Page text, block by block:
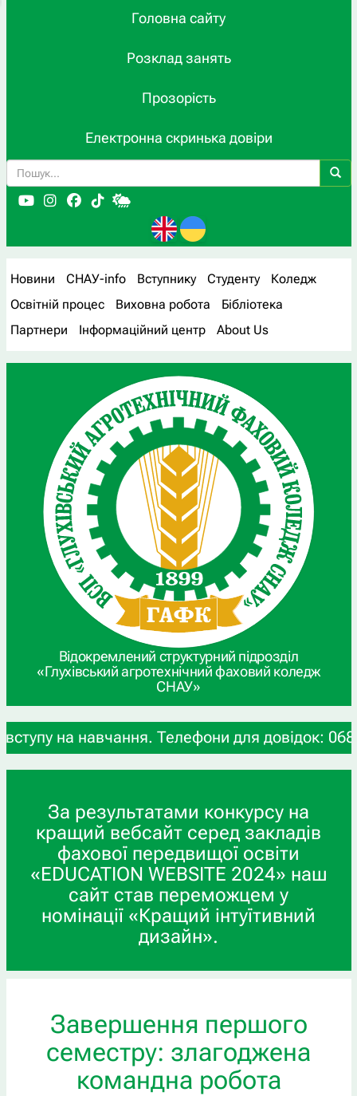
Головна сайту
Розклад занять
Прозорість
Електронна скринька довіри
Новини СНАУ-info Вступнику Студенту
Коледж
Освітній процес
Виховна робота
Бібліотека
Партнери
Інформаційний центр About Us
Відокремлений структурний підрозділ
«Глухівський агротехнічний фаховий коледж
СНАУ»
навчання. Телефони для довідок: 068-481-
За результатами конкурсу на
кращий вебсайт серед закладів
фахової передвищої освіти
«EDUCATION WEBSITE 2024» наш
сайт став переможцем у
номінації «Кращий інтуїтивний
дизайн».
Завершення першого
семестру: злагоджена
командна робота